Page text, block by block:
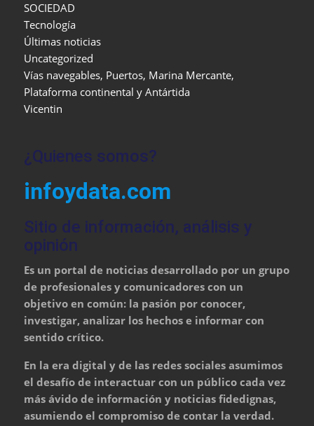
SOCIEDAD
Tecnología
Últimas noticias
Uncategorized
Vías navegables, Puertos, Marina Mercante,
Plataforma continental y Antártida
Vicentin
¿Quienes somos?
infoydata.com
Sitio de información, análisis y
opinión
Es un portal de noticias desarrollado por un grupo
de profesionales y comunicadores con un
objetivo en común: la pasión por conocer,
investigar, analizar los hechos e informar con
sentido crítico.
En la era digital y de las redes sociales asumimos
el desafío de interactuar con un público cada vez
más ávido de información y noticias fidedignas,
asumiendo el compromiso de contar la verdad.